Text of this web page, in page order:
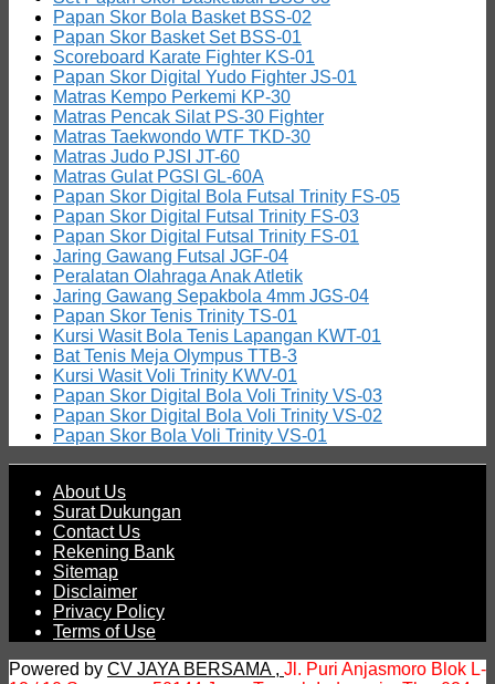
Papan Skor Bola Basket BSS-02
Papan Skor Basket Set BSS-01
Scoreboard Karate Fighter KS-01
Papan Skor Digital Yudo Fighter JS-01
Matras Kempo Perkemi KP-30
Matras Pencak Silat PS-30 Fighter
Matras Taekwondo WTF TKD-30
Matras Judo PJSI JT-60
Matras Gulat PGSI GL-60A
Papan Skor Digital Bola Futsal Trinity FS-05
Papan Skor Digital Futsal Trinity FS-03
Papan Skor Digital Futsal Trinity FS-01
Jaring Gawang Futsal JGF-04
Peralatan Olahraga Anak Atletik
Jaring Gawang Sepakbola 4mm JGS-04
Papan Skor Tenis Trinity TS-01
Kursi Wasit Bola Tenis Lapangan KWT-01
Bat Tenis Meja Olympus TTB-3
Kursi Wasit Voli Trinity KWV-01
Papan Skor Digital Bola Voli Trinity VS-03
Papan Skor Digital Bola Voli Trinity VS-02
Papan Skor Bola Voli Trinity VS-01
About Us
Surat Dukungan
Contact Us
Rekening Bank
Sitemap
Disclaimer
Privacy Policy
Terms of Use
Powered by CV JAYA BERSAMA , Jl. Puri Anjasmoro Blok L-